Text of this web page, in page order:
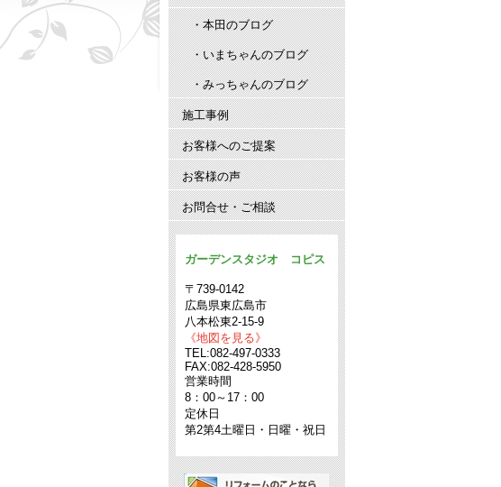
・本田のブログ
・いまちゃんのブログ
・みっちゃんのブログ
施工事例
お客様へのご提案
お客様の声
お問合せ・ご相談
ガーデンスタジオ コピス
〒739-0142
広島県東広島市
八本松東2-15-9
《地図を見る》
TEL:082-497-0333
FAX:082-428-5950
営業時間
8：00～17：00
定休日
第2第4土曜日・日曜・祝日